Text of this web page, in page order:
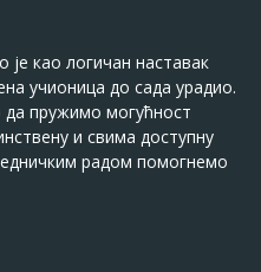
као логичан наставак
учионица до сада урадио.
пружимо могућност
и свима доступну
радом помогнемо